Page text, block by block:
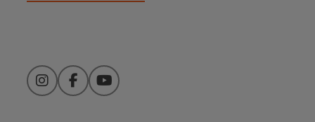
InstagramFacebookYouTube